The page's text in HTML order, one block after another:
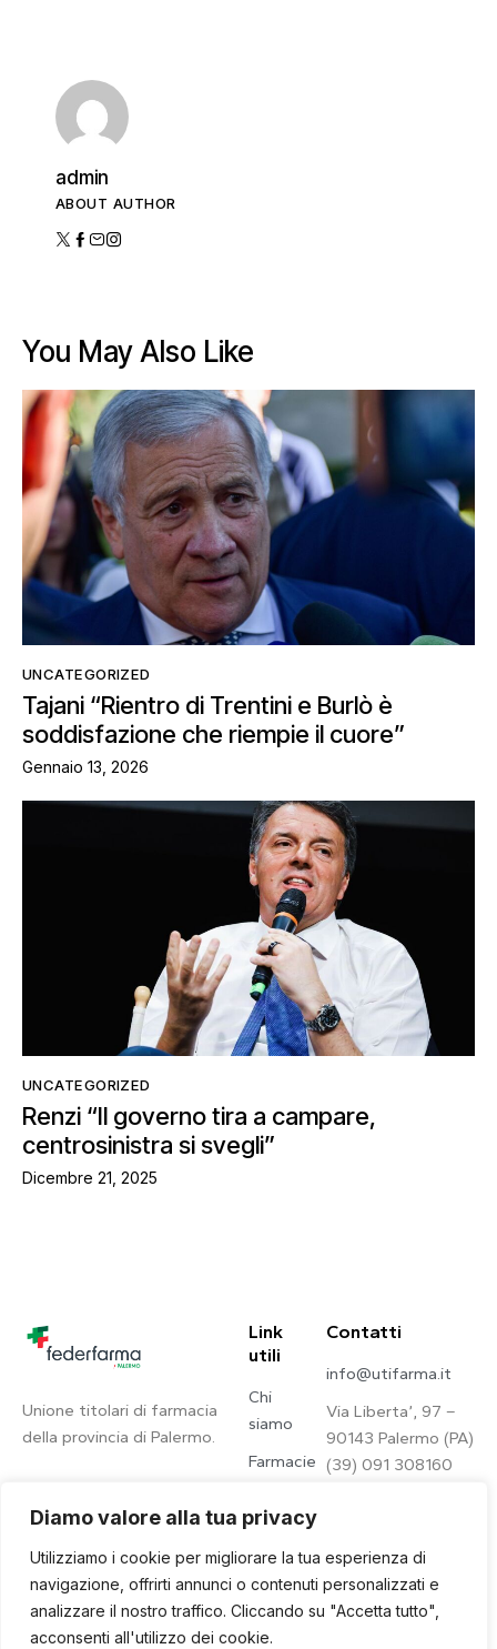
Diamo valore alla tua privacy
Utilizziamo i cookie per migliorare la tua esperienza di
navigazione, offrirti annunci o contenuti personalizzati e
analizzare il nostro traffico. Cliccando su "Accetta tutto",
acconsenti all'utilizzo dei cookie.
admin
ABOUT AUTHOR
You May Also Like
UNCATEGORIZED
Tajani “Rientro di Trentini e Burlò è
soddisfazione che riempie il cuore”
Gennaio 13, 2026
UNCATEGORIZED
Renzi “Il governo tira a campare,
centrosinistra si svegli”
Dicembre 21, 2025
Unione titolari di farmacia
della provincia di Palermo.
Link
utili
Chi
siamo
Farmacie
Policy
Contatti
info@utifarma.it
Via Liberta’, 97 –
90143 Palermo (PA)
(39) 091 308160